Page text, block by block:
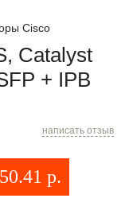
Cisco
Catalyst
+ IPB
написать отзыв
р.